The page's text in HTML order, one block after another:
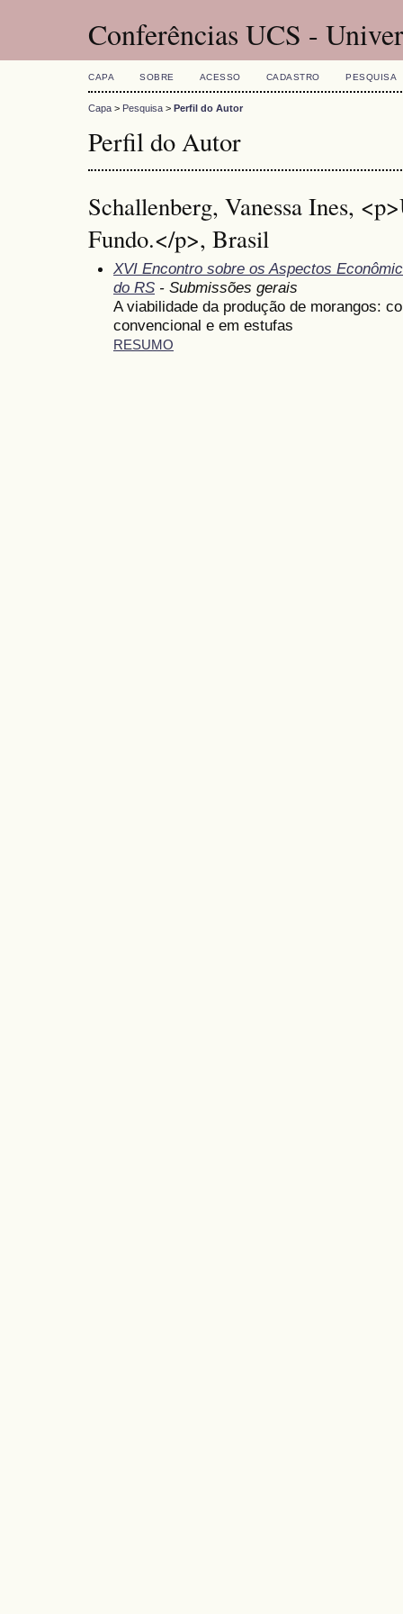
Conferências UCS -
CAPA SOBRE ACESSO CADASTRO PESQUISA
Capa > Pesquisa > Perfil do Autor
Perfil do Autor
Schallenberg, Vanessa Ines,
Fundo.</p>, Brasil
XVI Encontro sobre os Aspectos
do RS - Submissões gerais
A viabilidade da produção de morangos:
convencional e em estufas
RESUMO